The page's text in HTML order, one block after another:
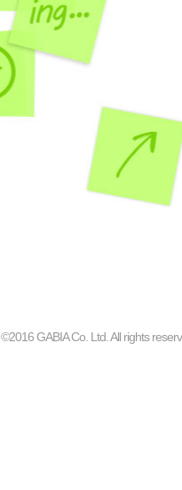
©2016 GABIA Co. Ltd. All rights